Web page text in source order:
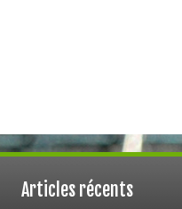
Articles récents